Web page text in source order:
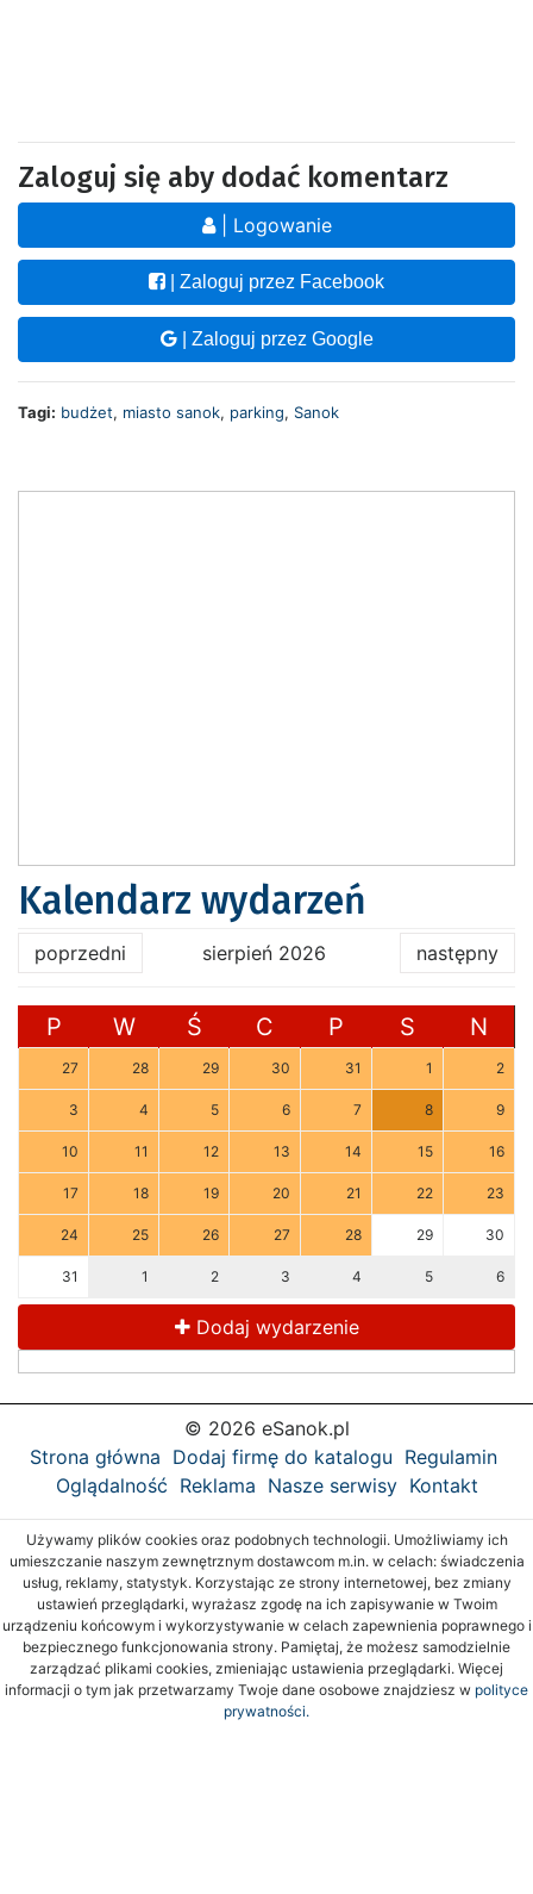
Zaloguj się aby dodać komentarz
| Logowanie
| Zaloguj przez Facebook
| Zaloguj przez Google
Tagi: budżet, miasto sanok, parking, Sanok
Kalendarz wydarzeń
poprzedni sierpień 2026 następny
P W Ś C P S N
27 28 29 30 31 1 2
3 4 5 6 7 8 9
10 11 12 13 14 15 16
17 18 19 20 21 22 23
24 25 26 27 28 29 30
31 1 2 3 4 5 6
Dodaj wydarzenie
© 2026 eSanok.pl
Strona główna Dodaj firmę do katalogu Regulamin
Oglądalność Reklama Nasze serwisy Kontakt
Używamy plików cookies oraz podobnych technologii. Umożliwiamy ich
umieszczanie naszym zewnętrznym dostawcom m.in. w celach: świadczenia
usług, reklamy, statystyk. Korzystając ze strony internetowej, bez zmiany
ustawień przeglądarki, wyrażasz zgodę na ich zapisywanie w Twoim
urządzeniu końcowym i wykorzystywanie w celach zapewnienia poprawnego i
bezpiecznego funkcjonowania strony. Pamiętaj, że możesz samodzielnie
zarządzać plikami cookies, zmieniając ustawienia przeglądarki. Więcej
informacji o tym jak przetwarzamy Twoje dane osobowe znajdziesz w polityce
prywatności.